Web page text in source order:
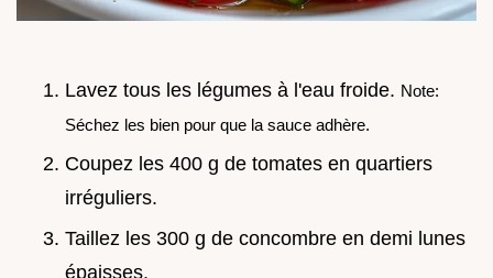
Lavez tous les légumes à l'eau froide. Note:
Séchez les bien pour que la sauce adhère.
Coupez les 400 g de tomates en quartiers
irréguliers.
Taillez les 300 g de concombre en demi lunes
épaisses.